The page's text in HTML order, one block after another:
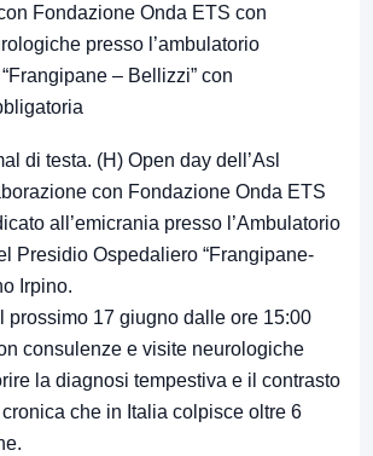
Fondazione Onda ETS con
presso l’ambulatorio
– Bellizzi” con
di testa. (H) Open day dell’Asl
con Fondazione Onda ETS
all’emicrania presso l’Ambulatorio
Presidio Ospedaliero “Frangipane-
Irpino.
prossimo 17 giugno dalle ore 15:00
consulenze e visite neurologiche
la diagnosi tempestiva e il contrasto
che in Italia colpisce oltre 6